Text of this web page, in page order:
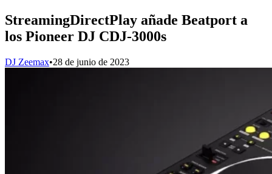
StreamingDirectPlay añade Beatport a
los Pioneer DJ CDJ-3000s
DJ Zeemax•28 de junio de 2023